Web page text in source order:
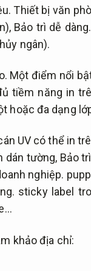
Thiết bị văn
Bảo trì dễ dàng.
ngân).
Một điểm nổi
tiềm năng in
hoặc đa dạng
UV có thể in
dán tường, Bảo
nghiệp.
sticky label
khảo địa chỉ: